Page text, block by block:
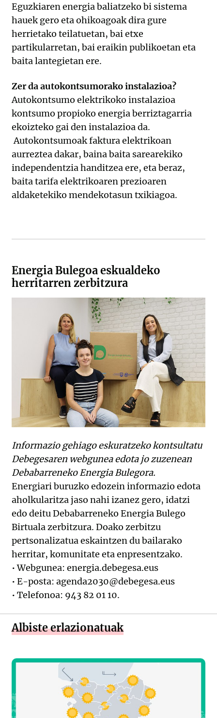
Eguzkiaren energia baliatzeko bi sistema
hauek gero eta ohikoagoak dira gure
herrietako teilatuetan, bai etxe
partikularretan, bai eraikin publikoetan eta
baita lantegietan ere.
Zer da autokontsumorako instalazioa?
Autokontsumo elektrikoko instalazioa
kontsumo propioko energia berriztagarria
ekoizteko gai den instalazioa da.
Autokontsumoak faktura elektrikoan
aurreztea dakar, baina baita sarearekiko
independentzia handitzea ere, eta beraz,
baita tarifa elektrikoaren prezioaren
aldaketekiko mendekotasun txikiagoa.
Energia Bulegoa eskualdeko
herritarren zerbitzura
Informazio gehiago eskuratzeko kontsultatu
Debegesaren webgunea edota jo zuzenean
Debabarreneko Energia Bulegora.
Energiari buruzko edozein informazio edota
aholkularitza jaso nahi izanez gero, idatzi
edo deitu Debabarreneko Energia Bulego
Birtuala zerbitzura. Doako zerbitzu
pertsonalizatua eskaintzen du bailarako
herritar, komunitate eta enpresentzako.
• Webgunea: energia.debegesa.eus
• E-posta: agenda2030@debegesa.eus
• Telefonoa: 943 82 01 10.
Albiste erlazionatuak